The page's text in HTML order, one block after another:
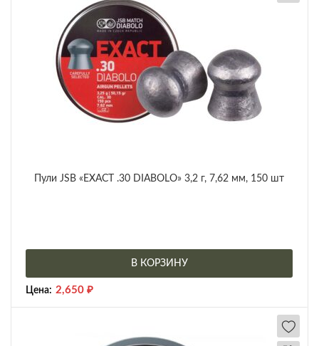
Пули JSB «EXACT .30 DIABOLO» 3,2 г, 7,62 мм, 150 шт
В КОРЗИНУ
Цена: 2,650 ₽